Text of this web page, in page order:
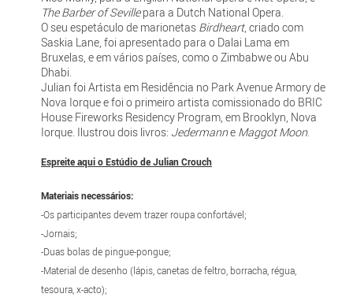
The Barber of Sevillepara a Dutch National Opera.
O seu espetáculo de marionetas Birdheart, criado com
Saskia Lane, foi apresentado para o Dalai Lama em
Bruxelas, e em vários países, como o Zimbabwe ou Abu
Dhabi.
Julian foi Artista em Residência no Park Avenue Armory de
Nova Iorque e foi o primeiro artista comissionado do BRIC
House Fireworks Residency Program, em Brooklyn, Nova
Iorque. Ilustrou dois livros: Jedermanne Maggot Moon.
Espreite aqui o Estúdio de Julian Crouch
Materiais necessários:
-Os participantes devem trazer roupa confortável;
-Jornais;
-Duas bolas de pingue-pongue;
-Material de desenho (lápis, canetas de feltro, borracha, régua,
tesoura, x-acto);